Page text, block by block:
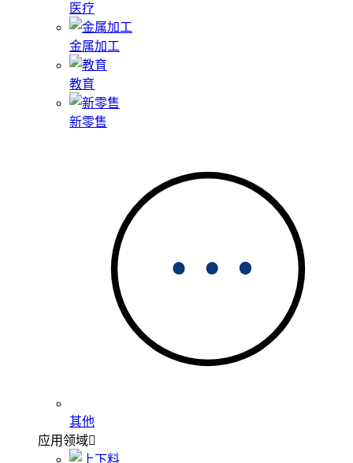
医疗
金属加工
教育
新零售
其他
应用领域